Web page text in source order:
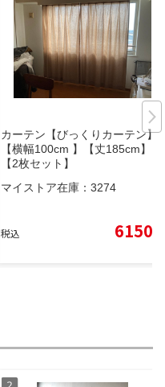
カーテン【びっくりカーテン】
【横幅100cm 】【丈185cm】
【2枚セット】
マイストア在庫： 3274
税込 6150